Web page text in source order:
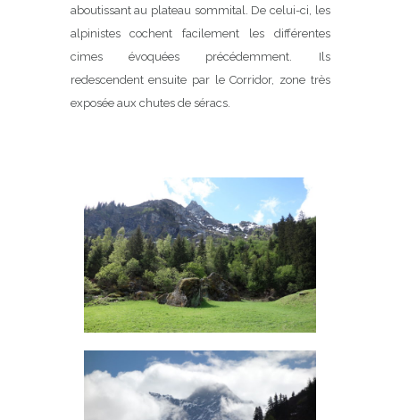
aboutissant au plateau sommital. De celui-ci, les
alpinistes cochent facilement les différentes
cimes évoquées précédemment. Ils
redescendent ensuite par le Corridor, zone très
exposée aux chutes de séracs.